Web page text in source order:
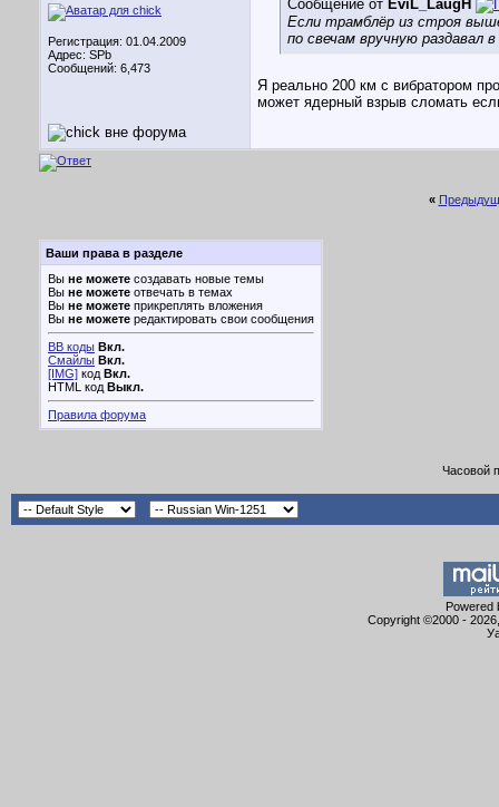
Регистрация: 01.04.2009
Адрес: SPb
Сообщений: 6,473
Сообщение от EviL_LaugH
Если трамблёр из строя
по свечам вручную
Я реально 200 км с вибратором
может ядерный взрыв сломать
«
Ваши права в разделе
Вы не можете создавать новые темы
Вы не можете отвечать в темах
Вы не можете прикреплять вложения
Вы не можете редактировать свои сообщения
BB коды Вкл.
Смайлы Вкл.
[IMG] код Вкл.
HTML код Выкл.
Правила форума
Часовой
Powered
Copyright ©2000 -